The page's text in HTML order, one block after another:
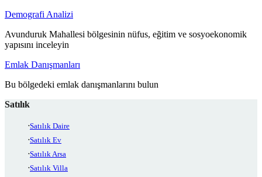
Demografi Analizi
Avunduruk Mahallesi bölgesinin nüfus, eğitim ve sosyoekonomik
yapısını inceleyin
Emlak Danışmanları
Bu bölgedeki emlak danışmanlarını bulun
Satılık
Satılık Daire
Satılık Ev
Satılık Arsa
Satılık Villa